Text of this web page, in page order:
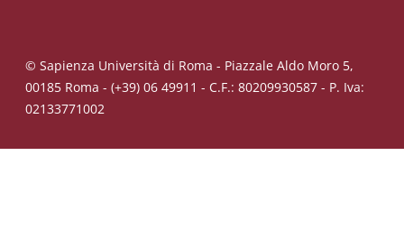
© Sapienza Università di Roma - Piazzale Aldo Moro 5,
00185 Roma - (+39) 06 49911 - C.F.: 80209930587 - P. Iva:
02133771002